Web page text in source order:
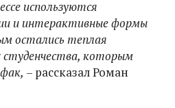
используются
и интерактивные формы
остались теплая
которым
– рассказал Роман